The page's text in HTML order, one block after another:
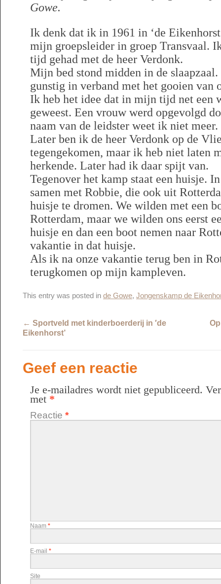
Gowe.
Ik denk dat ik in 1961 in ‘de
mijn groepsleider in groep Transvaal.
tijd gehad met de heer Verdonk.
Mijn bed stond midden in de
gunstig in verband met het gooien van
Ik heb het idee dat in mijn tijd net een
geweest. Een vrouw werd opgevolgd
naam van de leidster weet ik niet meer.
Later ben ik de heer Verdonk op de
tegengekomen, maar ik heb niet laten
herkende. Later had ik daar spijt van.
Tegenover het kamp staat een huisje.
samen met Robbie, die ook uit
huisje te dromen. We wilden met een
Rotterdam, maar we wilden ons eerst
huisje en dan een boot nemen naar
vakantie in dat huisje.
Als ik na onze vakantie terug ben in
terugkomen op mijn kampleven.
This entry was posted in de Gowe, Jongenskamp de
← Sportveld met kinderboerderij in ′de
Eikenhorst’
Geef een reactie
Je e-mailadres wordt niet gepubliceerd.
met *
Reactie *
Naam *
E-mail *
Site